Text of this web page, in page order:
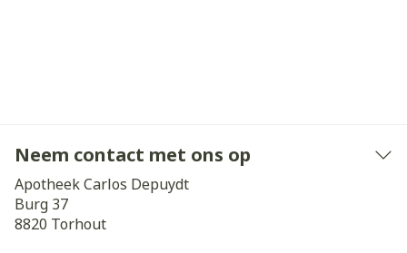
Neem contact met ons op
Apotheek Carlos Depuydt
Burg 37
8820 Torhout